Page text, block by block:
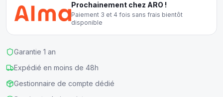
Prochainement chez ARO !
Paiement 3 et 4 fois sans frais bientôt
disponible
Garantie 1 an
Expédié en moins de 48h
Gestionnaire de compte dédié